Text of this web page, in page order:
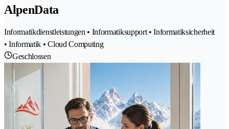
AlpenData
Informatikdienstleistungen • Informatiksupport • Informatiksicherheit
• Informatik • Cloud Computing
Geschlossen